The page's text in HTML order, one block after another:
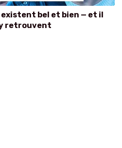
bel et bien — et il
retrouvent